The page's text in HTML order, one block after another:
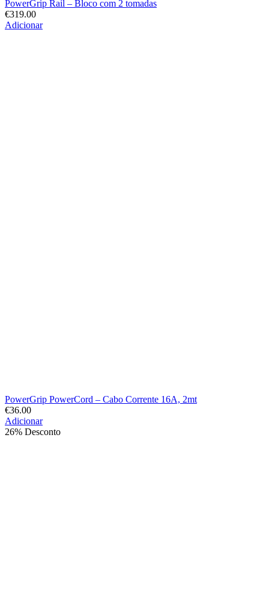
PowerGrip Rail – Bloco com 2 tomadas
€319.00
Adicionar
PowerGrip PowerCord – Cabo Corrente 16A, 2mt
€36.00
Adicionar
26% Desconto